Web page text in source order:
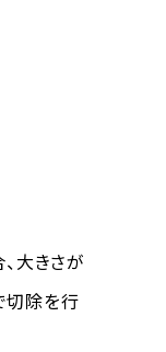
大きさが
切除を行